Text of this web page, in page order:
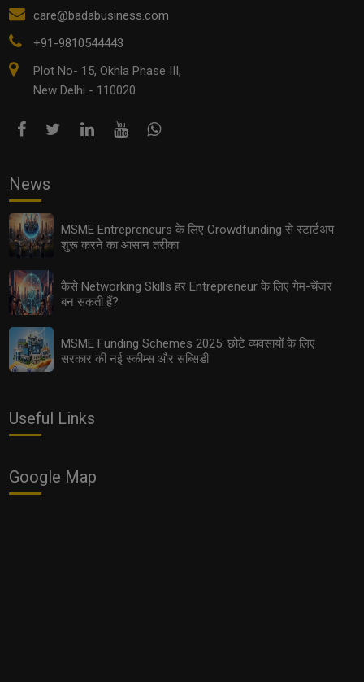
care@badabusiness.com
+91-9810544443
Plot No- 15, Okhla Phase III,
New Delhi - 110020
News
MSME Entrepreneurs के लिए Crowdfunding से स्टार्टअप
शुरू करने का आसान तरीका
कैसे Networking Skills हर Entrepreneur के लिए गेम-चेंजर
बन सकती हैं?
MSME Funding Schemes 2025: छोटे व्यवसायों के लिए
सरकार की नई स्कीम्स और सब्सिडी
Useful Links
Google Map